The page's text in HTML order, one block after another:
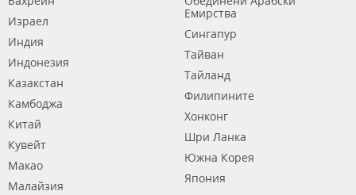
Израел
Индия
Индонезия
Казакстан
Камбоджа
Китай
Кувейт
Макао
Малайзия
Емирства
Сингапур
Тайван
Тайланд
Филипините
Хонконг
Шри Ланка
Южна Корея
Япония